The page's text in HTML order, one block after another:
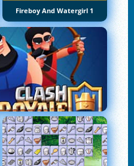
Fireboy And Watergirl 1